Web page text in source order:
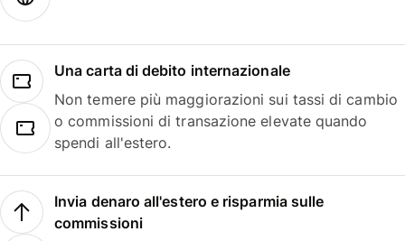
Una carta di debito internazionale
Non temere più maggiorazioni sui tassi di cambio
o commissioni di transazione elevate quando
spendi all'estero.
Invia denaro all'estero e risparmia sulle
commissioni